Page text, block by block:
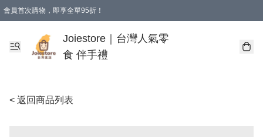
會員首次購物，即享全單95折！
購物滿 HKD 350.00即享免運費優惠！（適用於 本地送貨、本地取貨 )
Joiestore｜台灣人氣零
食 伴手禮
< 返回商品列表